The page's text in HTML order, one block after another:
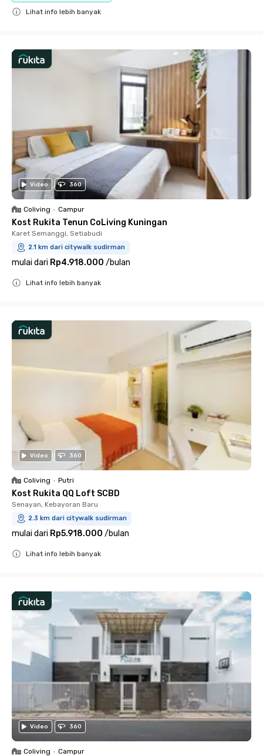
Lihat info lebih banyak
Video 360
Coliving • Campur
Kost Rukita Tenun CoLiving Kuningan
Karet Semanggi, Setiabudi
2.1 km dari citywalk sudirman
mulai dari Rp4.918.000 /bulan
Lihat info lebih banyak
Video 360
Coliving • Putri
Kost Rukita QQ Loft SCBD
Senayan, Kebayoran Baru
2.3 km dari citywalk sudirman
mulai dari Rp5.918.000 /bulan
Lihat info lebih banyak
Video 360
Coliving • Campur